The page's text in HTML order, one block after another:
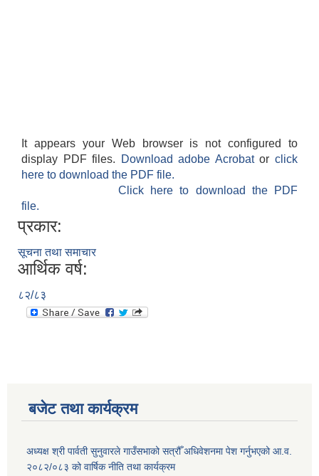
It appears your Web browser is not configured to
display PDF files.
Download adobe Acrobatorclick
here to download the PDF file.
Click here to download the PDF
file.
प्रकार:
सूचना तथा समाचार
आर्थिक वर्ष:
८२/८३
बजेट तथा कार्यक्रम
अध्यक्ष श्री पार्वती सुनुवारले गाउँसभाको सत्रौँ अधिवेशनमा पेश गर्नुभएको आ.व.
२०८२/०८३ को वार्षिक नीति तथा कार्यक्रम